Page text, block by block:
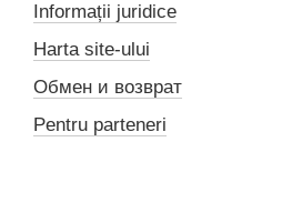
Informații juridice
Harta site-ului
Обмен и возврат
Pentru parteneri